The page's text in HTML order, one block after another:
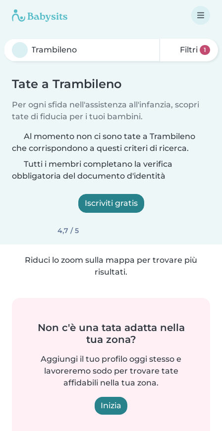
Filtri 1
Tate a Trambileno
Per ogni sfida nell'assistenza all'infanzia, scopri
tate di fiducia per i tuoi bambini.
Al momento non ci sono tate a Trambileno
che corrispondono a questi criteri di ricerca.
Tutti i membri completano la verifica
obbligatoria del documento d'identità
Iscriviti gratis
4,7 / 5
Riduci lo zoom sulla mappa per trovare più
risultati.
Non c'è una tata adatta nella
tua zona?
Aggiungi il tuo profilo oggi stesso e
lavoreremo sodo per trovare tate
affidabili nella tua zona.
Inizia